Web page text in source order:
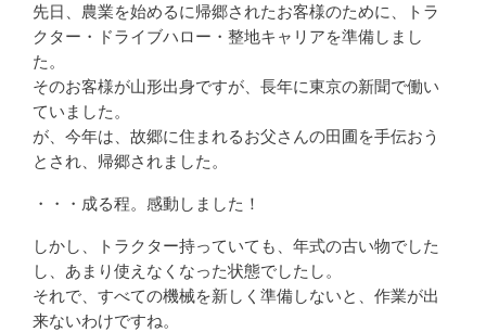
先日、農業を始めるに帰郷されたお客様のために、トラ
クター・ドライブハロー・整地キャリアを準備しまし
た。
そのお客様が山形出身ですが、長年に東京の新聞で働い
ていました。
が、今年は、故郷に住まれるお父さんの田圃を手伝おう
とされ、帰郷されました。
・・・成る程。感動しました！
しかし、トラクター持っていても、年式の古い物でした
し、あまり使えなくなった状態でしたし。
それで、すべての機械を新しく準備しないと、作業が出
来ないわけですね。